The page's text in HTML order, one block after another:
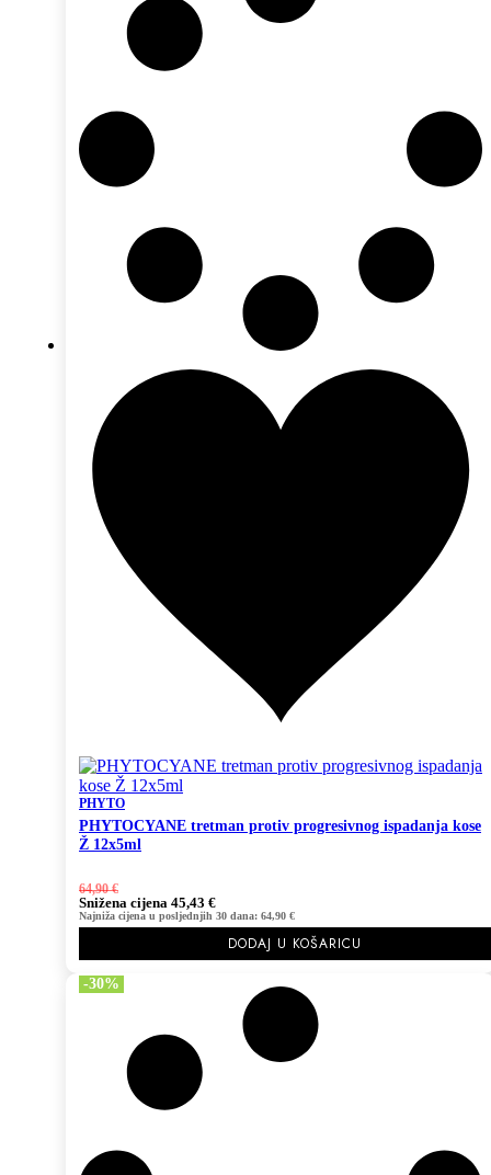
PHYTO
PHYTOCYANE tretman protiv progresivnog ispadanja kose
Ž 12x5ml
64,90€
Snižena cijena 45,43 €
Najniža cijena u posljednjih 30 dana: 64,90 €
DODAJ U KOŠARICU
-30%